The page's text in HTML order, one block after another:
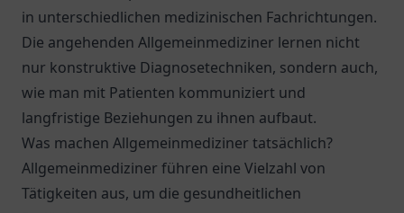
in unterschiedlichen medizinischen Fachrichtungen.
Die angehenden Allgemeinmediziner lernen nicht
nur konstruktive Diagnosetechniken, sondern auch,
wie man mit Patienten kommuniziert und
langfristige Beziehungen zu ihnen aufbaut.
Was machen Allgemeinmediziner tatsächlich?
Allgemeinmediziner führen eine Vielzahl von
Tätigkeiten aus, um die gesundheitlichen